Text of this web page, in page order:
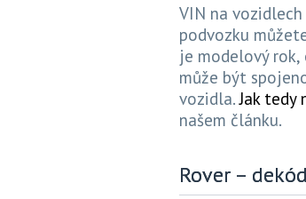
VIN na
podvozku
je modelový
může být
vozidla.Jak tedy
našem článku.
Rover –